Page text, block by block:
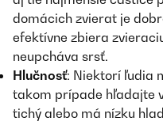
domácich zvierat je
efektívne zbiera
neupcháva srsť.
Hlučnosť: Niektorí ľudia
takom prípade hľadajte
tichý alebo má nízku